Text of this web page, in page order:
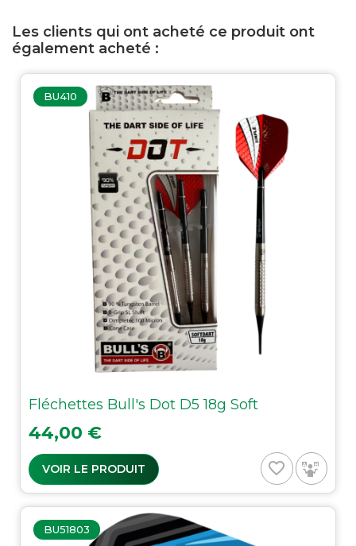
Les clients qui ont acheté ce produit ont
également acheté :
BU410
Fléchettes Bull's Dot D5 18g Soft
Prix
44,00 €
VOIR LE PRODUIT favorite_border
BU51803